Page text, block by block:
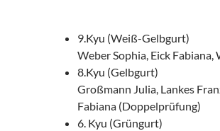
9.Kyu (Weiß-Gelbgurt)
Weber Sophia, Eick
8.Kyu (Gelbgurt)
Großmann Julia, Lankes
Fabiana (Doppelprüfung)
6. Kyu (Grüngurt)